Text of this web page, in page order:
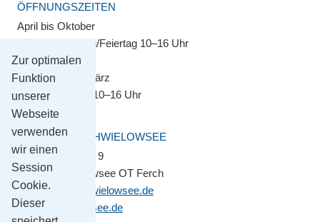
Zur optimalen
Funktion
unserer
Webseite
verwenden
wir einen
Session
Cookie.
Dieser
ÖFFNUNGSZEITEN
April bis Oktober
Montag–Sonntag/Feiertag 10–16 Uhr
November bis März
Montag–Freitag 10–16 Uhr
GEMEINDE SCHWIELOWSEE
Potsdamer Platz 9
14548 Schwielowsee OT Ferch
gemeinde@schwielowsee.de
www.schwielowsee.de